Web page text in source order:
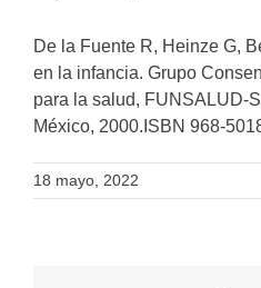
De la Fuente R, Heinze G,
en la infancia. Grupo
para la salud, FUNSALUD-
México, 2000.ISBN 968-
18 mayo, 2022